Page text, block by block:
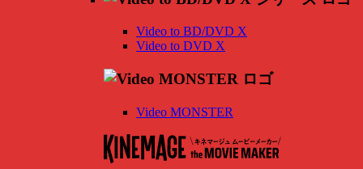
Video to BD/DVD X
Video to DVD X
Video MONSTER